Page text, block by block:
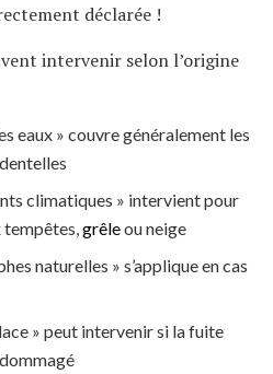
déclarée !
intervenir selon l’origine
eaux » couvre généralement les
climatiques » intervient pour
tempêtes,grêleou neige
naturelles » s’applique en cas
» peut intervenir si la fuite